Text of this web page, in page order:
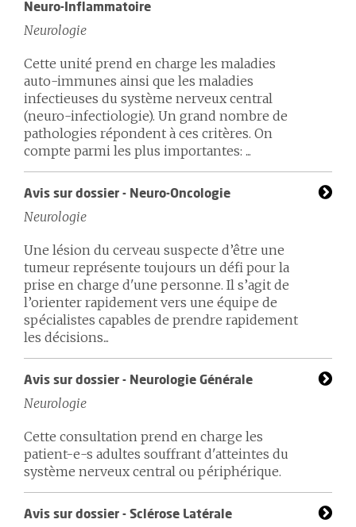
Neuro-Inflammatoire
Neurologie
Cette unité prend en charge les maladies
auto-immunes ainsi que les maladies
infectieuses du système nerveux central
(neuro-infectiologie). Un grand nombre de
pathologies répondent à ces critères. On
compte parmi les plus importantes: ...
Avis sur dossier - Neuro-Oncologie
Neurologie
Une lésion du cerveau suspecte d’être une
tumeur représente toujours un défi pour la
prise en charge d'une personne. Il s’agit de
l’orienter rapidement vers une équipe de
spécialistes capables de prendre rapidement
les décisions...
Avis sur dossier - Neurologie Générale
Neurologie
Cette consultation prend en charge les
patient-e-s adultes souffrant d'atteintes du
système nerveux central ou périphérique.
Avis sur dossier - Sclérose Latérale